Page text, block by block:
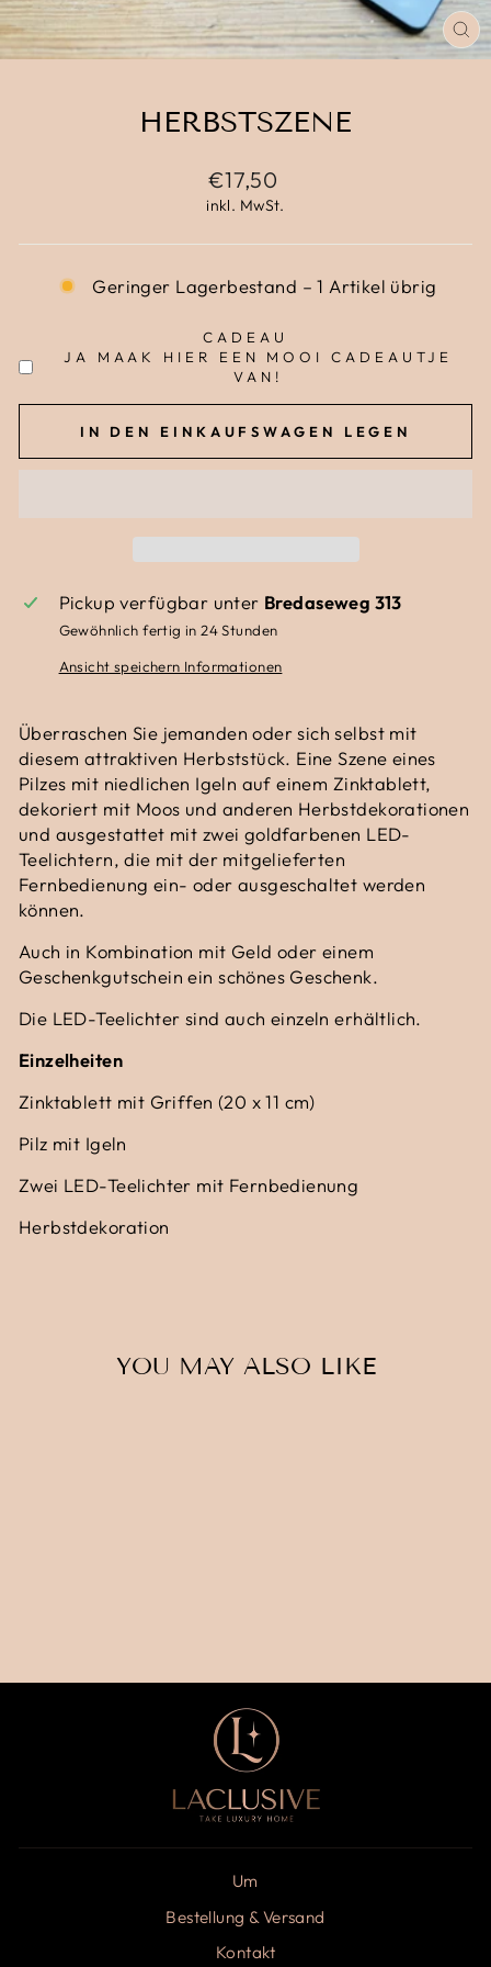
HERBSTSZENE
Normaler
Preis
€17,50
inkl. MwSt.
Geringer Lagerbestand – 1 Artikel übrig
CADEAU
JA MAAK HIER EEN MOOI CADEAUTJE
VAN!
IN DEN EINKAUFSWAGEN LEGEN
Pickup verfügbar unter Bredaseweg 313
Gewöhnlich fertig in 24 Stunden
Ansicht speichern Informationen
Überraschen Sie jemanden oder sich selbst mit
diesem attraktiven Herbststück. Eine Szene eines
Pilzes mit niedlichen Igeln auf einem Zinktablett,
dekoriert mit Moos und anderen Herbstdekorationen
und ausgestattet mit zwei goldfarbenen LED-
Teelichtern, die mit der mitgelieferten
Fernbedienung ein- oder ausgeschaltet werden
können.
Auch in Kombination mit Geld oder einem
Geschenkgutschein ein schönes Geschenk.
Die LED-Teelichter sind auch einzeln erhältlich.
Einzelheiten
Zinktablett mit Griffen (20 x 11 cm)
Pilz mit Igeln
Zwei LED-Teelichter mit Fernbedienung
Herbstdekoration
YOU MAY ALSO LIKE
Um
Bestellung & Versand
Kontakt